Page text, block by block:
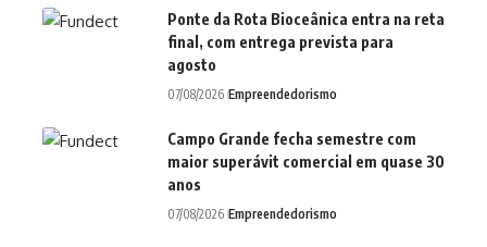
Ponte da Rota Bioceânica entra na reta
final, com entrega prevista para
agosto
07/08/2026 Empreendedorismo
Campo Grande fecha semestre com
maior superávit comercial em quase 30
anos
07/08/2026 Empreendedorismo